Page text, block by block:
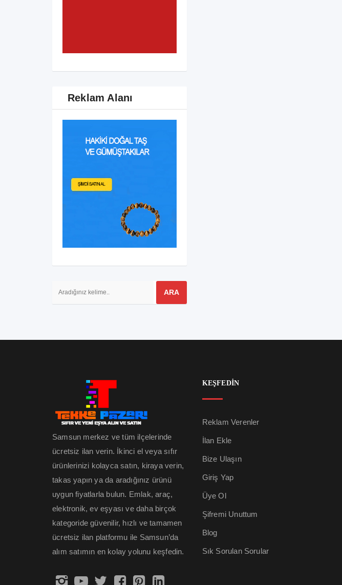
Reklam Alanı
Samsun merkez ve tüm ilçelerinde
ücretsiz ilan verin. İkinci el veya sıfır
ürünlerinizi kolayca satın, kiraya verin,
takas yapın ya da aradığınız ürünü
uygun fiyatlarla bulun. Emlak, araç,
elektronik, ev eşyası ve daha birçok
kategoride güvenilir, hızlı ve tamamen
ücretsiz ilan platformu ile Samsun’da
alım satımın en kolay yolunu keşfedin.
KEŞFEDİN
Reklam Verenler
İlan Ekle
Bize Ulaşın
Giriş Yap
Üye Ol
Şifremi Unuttum
Blog
Sık Sorulan Sorular